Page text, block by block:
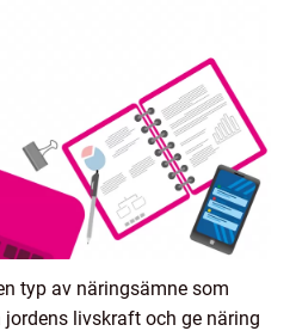
typ av näringsämne som
livskraft och ge näring